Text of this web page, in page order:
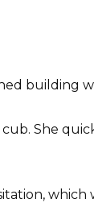
building
She
which